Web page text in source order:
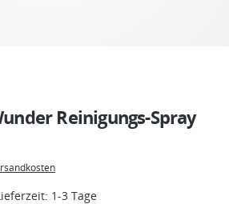
Reinigungs-Spray
1-3 Tage